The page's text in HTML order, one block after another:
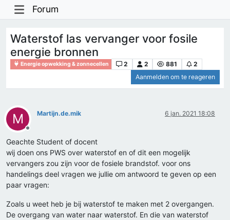
Forum
Waterstof las vervanger voor fosile
energie bronnen
Energie opwekking & zonnecellen 2 2 881
2
Aanmelden om te reageren
M
Offline
Martijn.de.mik 6 jan. 2021 18:08
Geachte Student of docent
wij doen ons PWS over waterstof en of dit een mogelijk
vervangers zou zijn voor de fosiele brandstof. voor ons
handelings deel vragen we jullie om antwoord te geven op een
paar vragen:
Zoals u weet heb je bij waterstof te maken met 2 overgangen.
De overgang van water naar waterstof. En die van waterstof